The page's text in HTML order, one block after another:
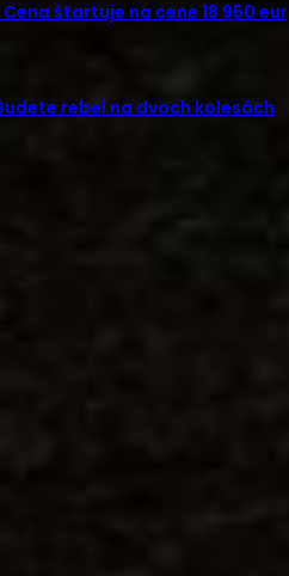
štartuje na cene 18 950 eur
rebel na dvoch kolesách